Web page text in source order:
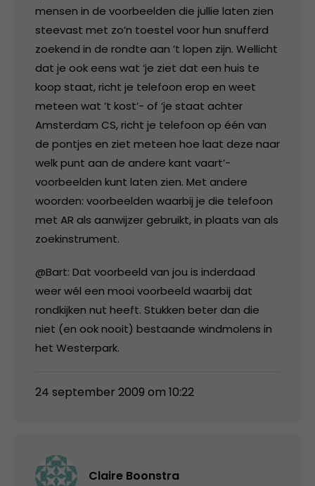
mensen in de voorbeelden die jullie laten zien
steevast met zo’n toestel voor hun snufferd
zoekend in de rondte aan ’t lopen zijn. Wellicht
dat je ook eens wat ‘je ziet dat een huis te
koop staat, richt je telefoon erop en weet
meteen wat ’t kost’- of ‘je staat achter
Amsterdam CS, richt je telefoon op één van
de pontjes en ziet meteen hoe laat deze naar
welk punt aan de andere kant vaart’-
voorbeelden kunt laten zien. Met andere
woorden: voorbeelden waarbij je die telefoon
met AR als aanwijzer gebruikt, in plaats van als
zoekinstrument.
@Bart: Dat voorbeeld van jou is inderdaad
weer wél een mooi voorbeeld waarbij dat
rondkijken nut heeft. Stukken beter dan die
niet (en ook nooit) bestaande windmolens in
het Westerpark.
24 september 2009 om 10:22
Claire Boonstra